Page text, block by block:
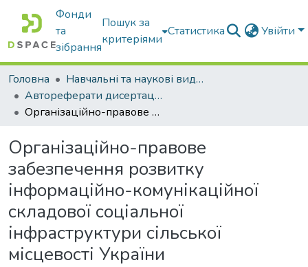
Фонди
та
зібрання
Пошук за
критеріями
Статистика Увійти
Головна
Навчальні та наукові видання
Автореферати дисертацій та дисертації
Організаційно-правове забезпечення розвитку інформаційно-комунікаційної складової соціальної інфраструктури сільської місцевості України
Організаційно-правове
забезпечення розвитку
інформаційно-комунікаційної
складової соціальної
інфраструктури сільської
місцевості України